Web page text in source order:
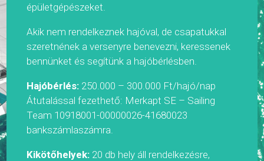
épületgépészeket.
Akik nem rendelkeznek hajóval, de csapatukkal
szeretnének a versenyre benevezni, keressenek
bennünket és segítünk a hajóbérlésben.
Hajóbérlés: 250.000 – 300.000 Ft/hajó/nap
Átutalással fezethető: Merkapt SE – Sailing
Team 10918001-00000026-41680023
bankszámlaszámra.
Kikötőhelyek: 20 db hely áll rendelkezésre,